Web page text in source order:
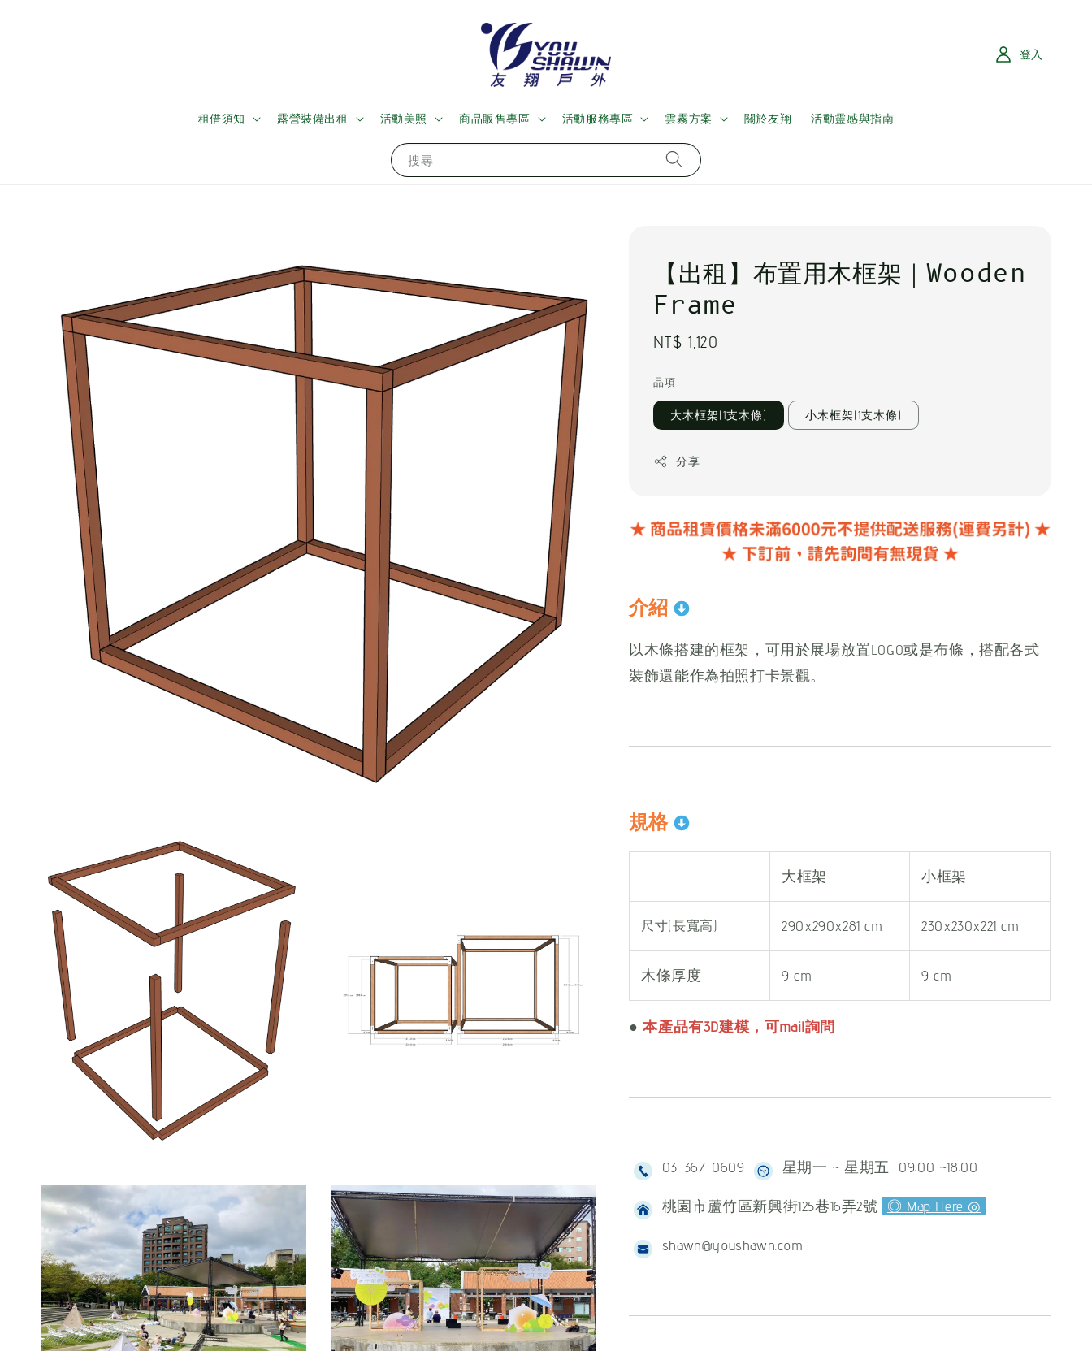
搜尋
租借須知 露營裝備出租 活動美照 商品販售專區 活動服務專區 雲霧方案 關於友翔 活動靈感與指南
登入
【出租】布置用木框架｜Wooden
Frame
Regular
NT$ 1,120
品項
大木框架(1支木條) 小木框架(1支木條)
分享
介紹
以木條搭建的框架，可用於展場放置LOGO或是布條，搭配各式
裝飾還能作為拍照打卡景觀。
規格
大框架 小框架
尺寸(長寬高) 290x290x281 cm 230x230x221 cm
木條厚度 9 cm 9 cm
●本產品有3D建模，可mail詢問
03-367-0609 星期一 ~ 星期五 09:00 ~18:00
桃園市蘆竹區新興街125巷16弄2號 ◎ Map Here ◎
shawn@youshawn.com